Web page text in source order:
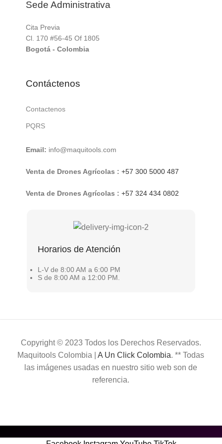
Sede Administrativa
Cita Previa
Cl. 170 #56-45 Of 1805
Bogotá - Colombia
Contáctenos
Contactenos
PQRS
Email: info@maquitools.com
Venta de Drones Agrícolas : +57 300 5000 487
Venta de Drones Agrícolas : +57 324 434 0802
Horarios de Atención
L-V de 8:00 AM a 6:00 PM
S de 8:00 AM a 12:00 PM.
Copyright © 2023 Todos los Derechos Reservados.
Maquitools Colombia |A Un Click Colombia. ** Todas
las imágenes usadas en nuestro sitio web son de
referencia.